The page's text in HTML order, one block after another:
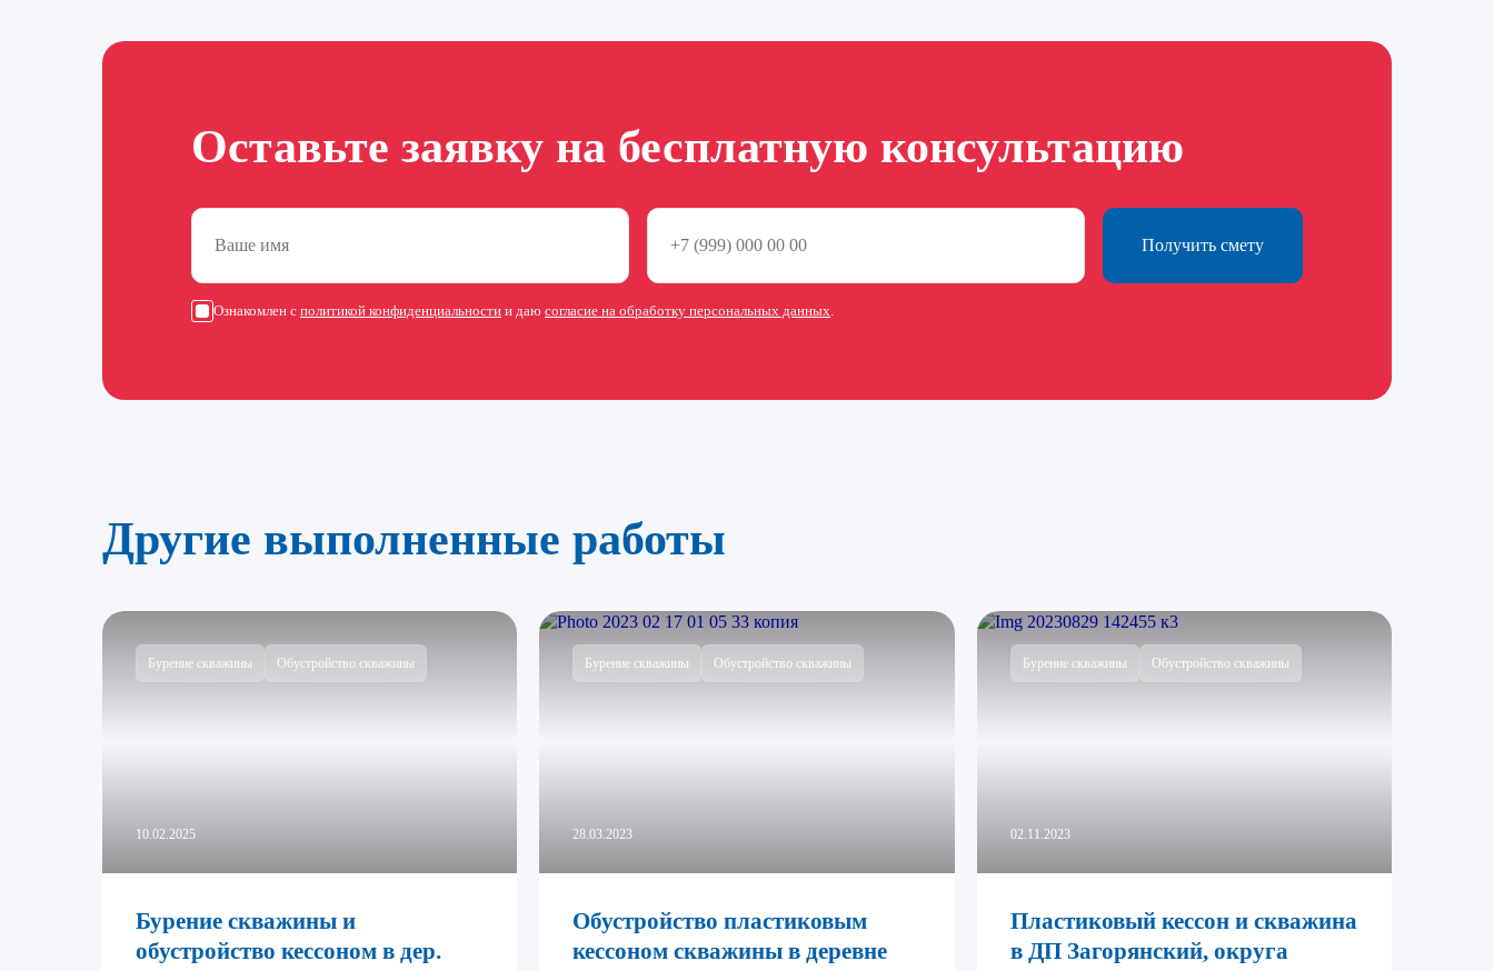
Оставьте заявку на бесплатную консультацию
Получить смету
Ознакомлен с политикой конфиденциальности и даю согласие на обработку персональных данных.
Другие выполненные работы
Бурение скважины Обустройство скважины
10.02.2025
Бурение скважины и
обустройство кессоном в дер.
Бурение скважины Обустройство скважины
28.03.2023
Обустройство пластиковым
кессоном скважины в деревне
Бурение скважины Обустройство скважины
02.11.2023
Пластиковый кессон и скважина
в ДП Загорянский, округа